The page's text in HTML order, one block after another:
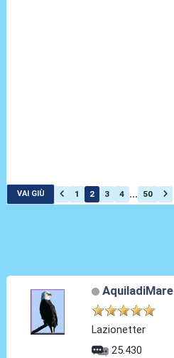
VAI GIÙ 1 2 3 4 ... 50
AquiladiMare
Lazionetter
25.430